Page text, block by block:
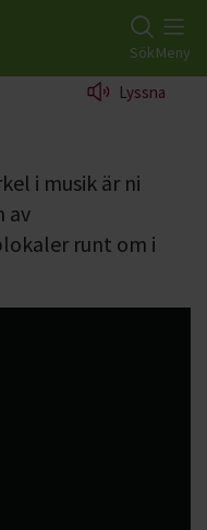
SökMeny
Lyssna
i musik är ni
av
runt om i